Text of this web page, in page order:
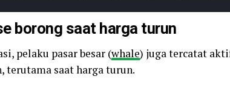
borong saat harga turun
pelaku pasar besar (whale) juga tercatat
saat harga turun.